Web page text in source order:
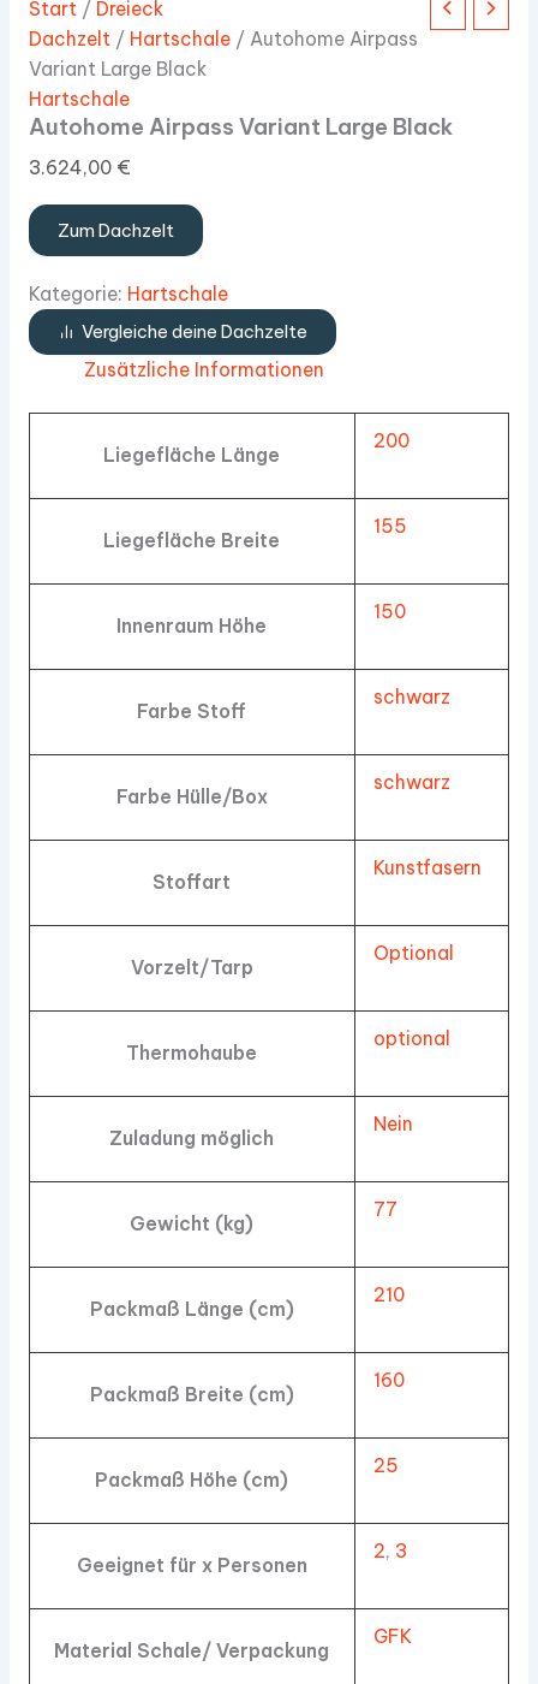
Start/ Dreieck
Dachzelt/ Hartschale/ Autohome Airpass
Variant Large Black
Hartschale
Autohome Airpass Variant Large Black
3.624,00 €
Zum Dachzelt
Kategorie: Hartschale
Vergleiche deine Dachzelte
Zusätzliche Informationen
Liegefläche Länge
200
Liegefläche Breite
155
Innenraum Höhe
150
Farbe Stoff
schwarz
Farbe Hülle/Box
schwarz
Stoffart
Kunstfasern
Vorzelt/Tarp
Optional
Thermohaube
optional
Zuladung möglich
Nein
Gewicht (kg)
77
Packmaß Länge (cm)
210
Packmaß Breite (cm)
160
Packmaß Höhe (cm)
25
Geeignet für x Personen
2, 3
Material Schale/ Verpackung
GFK